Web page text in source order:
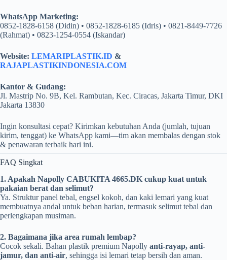
WhatsApp Marketing:
0852-1828-6158 (Didin) • 0852-1828-6185 (Idris) • 0821-8449-7726
(Rahmat) • 0823-1254-0554 (Iskandar)
Website: LEMARIPLASTIK.ID &
RAJAPLASTIKINDONESIA.COM
Kantor & Gudang:
Jl. Mastrip No. 9B, Kel. Rambutan, Kec. Ciracas, Jakarta Timur, DKI
Jakarta 13830
Ingin konsultasi cepat? Kirimkan kebutuhan Anda (jumlah, tujuan
kirim, tenggat) ke WhatsApp kami—tim akan membalas dengan stok
& penawaran terbaik hari ini.
FAQ Singkat
1. Apakah Napolly CABUKITA 4665.DK cukup kuat untuk
pakaian berat dan selimut?
Ya. Struktur panel tebal, engsel kokoh, dan kaki lemari yang kuat
membuatnya andal untuk beban harian, termasuk selimut tebal dan
perlengkapan musiman.
2. Bagaimana jika area rumah lembap?
Cocok sekali. Bahan plastik premium Napolly anti-rayap, anti-
jamur, dan anti-air, sehingga isi lemari tetap bersih dan aman.